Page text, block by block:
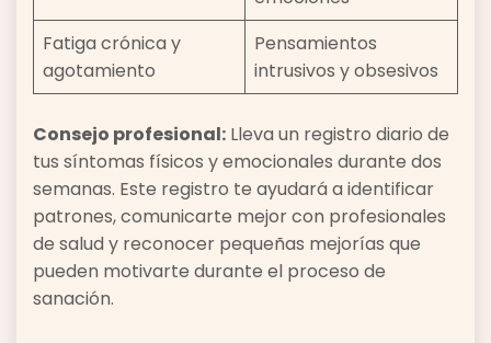
Fatiga crónica y
agotamiento
Pensamientos
intrusivos y obsesivos
Consejo profesional: Lleva un registro diario de
tus síntomas físicos y emocionales durante dos
semanas. Este registro te ayudará a identificar
patrones, comunicarte mejor con profesionales
de salud y reconocer pequeñas mejorías que
pueden motivarte durante el proceso de
sanación.